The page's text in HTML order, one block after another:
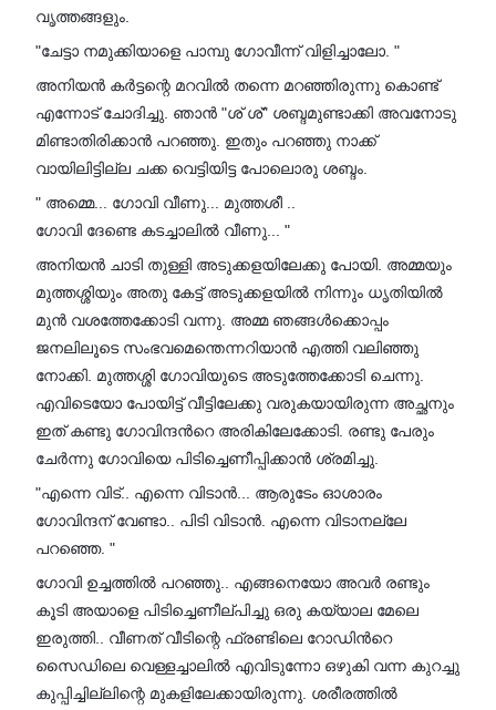
വൃത്തങ്ങളും.
"ചേട്ടാ നമുക്കിയാളെ പാമ്പു ഗോവീന്ന് വിളിച്ചാലോ. "
അനിയൻ കർട്ടന്റെ മറവിൽ തന്നെ മറഞ്ഞിരുന്നു കൊണ്ട്
എന്നോട് ചോദിച്ചു. ഞാൻ "ശ് ശ്" ശബ്ദമുണ്ടാക്കി അവനോടു
മിണ്ടാതിരിക്കാൻ പറഞ്ഞു. ഇതും പറഞ്ഞു നാക്ക്
വായിലിട്ടില്ല ചക്ക വെട്ടിയിട്ട പോലൊരു ശബ്ദം.
" അമ്മെ... ഗോവി വീണു... മുത്തശീ ..
ഗോവി ദേണ്ടെ കടച്ചാലിൽ വീണു... "
അനിയൻ ചാടി തുള്ളി അടുക്കളയിലേക്കു പോയി. അമ്മയും
മുത്തശ്ശിയും അതു കേട്ട് അടുക്കളയിൽ നിന്നും ധൃതിയിൽ
മുൻ വശത്തേക്കോടി വന്നു. അമ്മ ഞങ്ങൾക്കൊപ്പം
ജനലിലൂടെ സംഭവമെന്തെന്നറിയാൻ എത്തി വലിഞ്ഞു
നോക്കി. മുത്തശ്ശി ഗോവിയുടെ അടുത്തേക്കോടി ചെന്നു.
എവിടെയോ പോയിട്ട് വീട്ടിലേക്കു വരുകയായിരുന്ന അച്ഛനും
ഇത് കണ്ടു ഗോവിന്ദൻറെ അരികിലേക്കോടി. രണ്ടു പേരും
ചേർന്നു ഗോവിയെ പിടിച്ചെണീപ്പിക്കാൻ ശ്രമിച്ചു.
"എന്നെ വിട്.. എന്നെ വിടാൻ... ആരുടേം ഓശാരം
ഗോവിന്ദന് വേണ്ടാ.. പിടി വിടാൻ. എന്നെ വിടാനല്ലേ
പറഞ്ഞെ. "
ഗോവി ഉച്ചത്തിൽ പറഞ്ഞു.. എങ്ങനെയോ അവർ രണ്ടും
കൂടി അയാളെ പിടിച്ചെണീല്പിച്ചു ഒരു കയ്യാല മേലെ
ഇരുത്തി.. വീണത് വീടിന്റെ ഫ്രണ്ടിലെ റോഡിൻറെ
സൈഡിലെ വെള്ളച്ചാലിൽ എവിടുന്നോ ഒഴുകി വന്ന കുറച്ചു
കുപ്പിച്ചില്ലിന്റെ മുകളിലേക്കായിരുന്നു. ശരീരത്തിൽ